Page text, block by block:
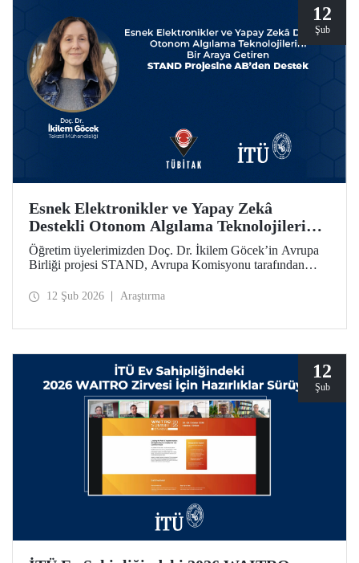
12
Şub
Esnek Elektronikler ve Yapay Zekâ
Destekli Otonom Algılama Teknolojilerini
Bir Araya Getiren STAND Projesine
AB’den Destek
Öğretim üyelerimizden Doç. Dr. İkilem Göcek’in Avrupa
Birliği projesi STAND, Avrupa Komisyonu tarafından
kazandı.
12 Şub 2026 Araştırma
12
Şub